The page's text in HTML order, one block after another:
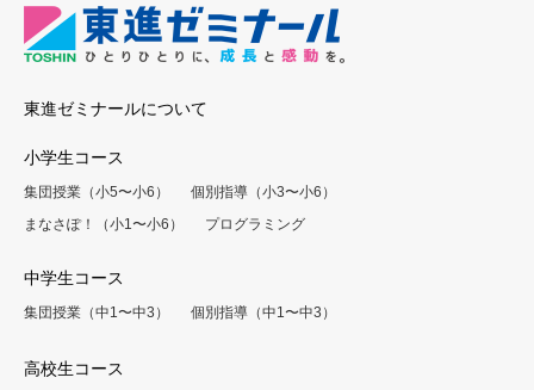
東進ゼミナールについて
小学生コース
集団授業（小5〜小6）
個別指導（小3〜小6）
まなさぽ！（小1〜小6）
プログラミング
中学生コース
集団授業（中1〜中3） 個別指導（中1〜中3）
高校生コース